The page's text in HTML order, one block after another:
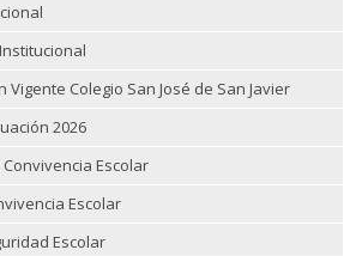
Vigente Colegio San José de San Javier
2026
Escolar
Escolar
Escolar